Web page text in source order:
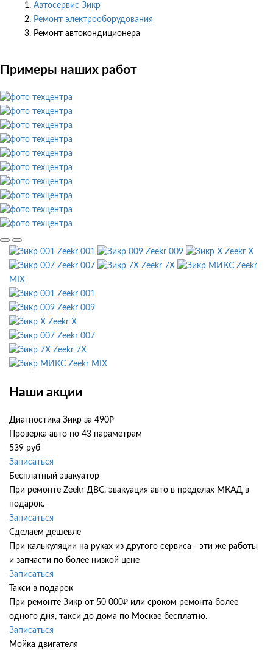
Автосервис Зикр
Ремонт электрооборудования
Ремонт автокондиционера
Примеры наших работ
Zeekr 001 Zeekr 009
Zeekr X
Zeekr 007
Zeekr 7X
Zeekr
MIX
Zeekr 001
Zeekr 009
Zeekr X
Zeekr 007
Zeekr 7X
Zeekr MIX
Наши акции
Диагностика Зикр за 490₽
Проверка авто по 43 параметрам
539 руб
Записаться
Бесплатный эвакуатор
При ремонте Zeekr ДВС, эвакуация авто в пределах МКАД в
подарок.
Записаться
Сделаем дешевле
При калькуляции на руках из другого сервиса - эти же работы
и запчасти по более низкой цене
Записаться
Такси в подарок
При ремонте Зикр от 50 000₽ или сроком ремонта более
одного дня, такси до дома по Москве бесплатно.
Записаться
Мойка двигателя